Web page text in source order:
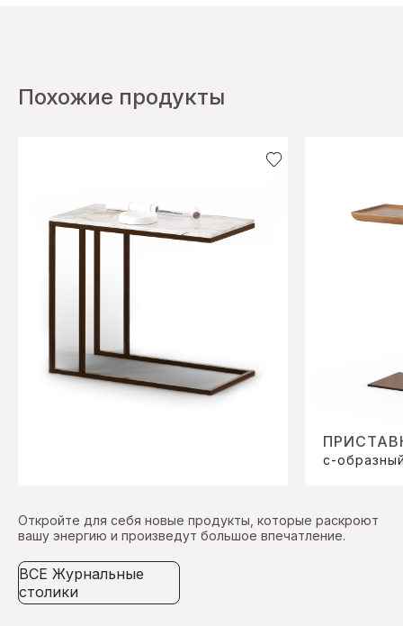
Похожие продукты
с-
Откройте для себя новые продукты, которые раскроют
вашу энергию и произведут большое впечатление.
ВСЕ Журнальные
столики